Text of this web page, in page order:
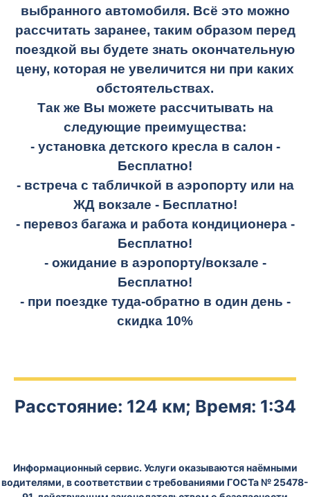
выбранного автомобиля. Всё это можно
рассчитать заранее, таким образом перед
поездкой вы будете знать окончательную
цену, которая не увеличится ни при каких
обстоятельствах.
Так же Вы можете рассчитывать на
следующие преимущества:
- установка детского кресла в салон -
Бесплатно!
- встреча с табличкой в аэропорту или на
ЖД вокзале - Бесплатно!
- перевоз багажа и работа кондиционера -
Бесплатно!
- ожидание в аэропорту/вокзале -
Бесплатно!
- при поездке туда-обратно в один день -
скидка 10%
Расстояние: 124 км; Время: 1:34
Информационный сервис. Услуги оказываются наёмными
водителями, в соответствии с требованиями ГОСТа № 25478-